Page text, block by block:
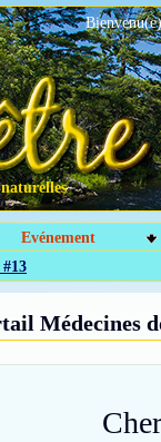
Evénement
Médecines